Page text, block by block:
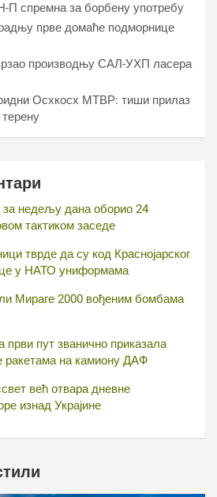
спремна за борбену употребу
прве домаће подморнице
производњу САЛ-УХП ласера
Осхкосх МТВР: тиши прилаз
за недељу дана оборио 24
тактиком заседе
тврде да су код Краснојарског
у НАТО униформама
Мираге 2000 вођеним бомбама
први пут званично приказала
на камиону ДАФ
већ отвара дневне
изнад Украјине